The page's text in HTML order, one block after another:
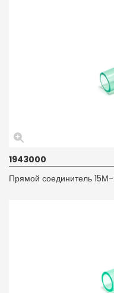
1943000
Прямой соединитель